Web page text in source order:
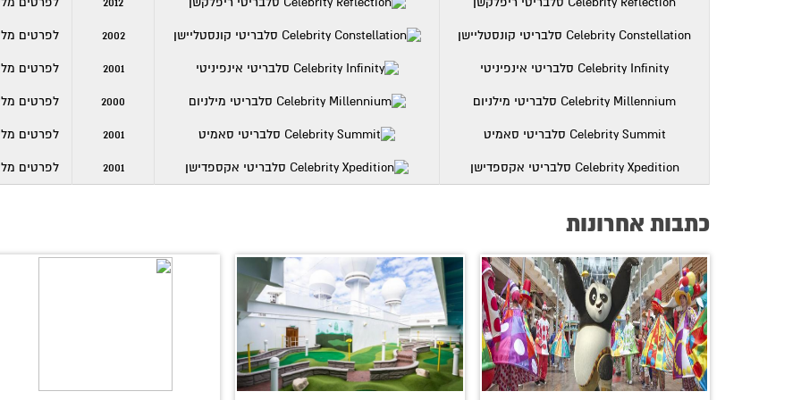
Celebrity Constellation סלבריטי קונסטליישן 2002 לפרטים
Celebrity Infinity סלבריטי אינפיניטי 2001 לפרטים
Celebrity Millennium סלבריטי מילניום 2000 לפרטים
Celebrity Summit סלבריטי סאמיט 2001 לפרטים
Celebrity Xpedition סלבריטי אקספדישן 2001 לפרטים
כתבות אחרונות